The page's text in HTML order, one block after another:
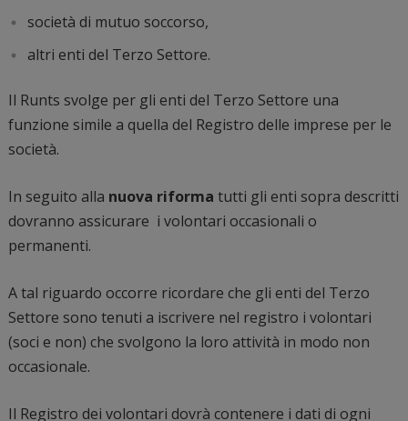
società di mutuo soccorso,
altri enti del Terzo Settore.
Il Runts svolge per gli enti del Terzo Settore una
funzione simile a quella del Registro delle imprese per le
società.
In seguito alla nuova riforma tutti gli enti sopra descritti
dovranno assicurare i volontari occasionali o
permanenti.
A tal riguardo occorre ricordare che gli enti del Terzo
Settore sono tenuti a iscrivere nel registro i volontari
(soci e non) che svolgono la loro attività in modo non
occasionale.
Il Registro dei volontari dovrà contenere i dati di ogni